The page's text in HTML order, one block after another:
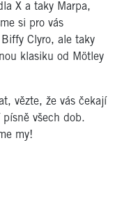
X a taky Marpa,
si pro vás
Clyro, ale taky
klasiku od Mötley
vězte, že vás čekají
všech dob.
my!